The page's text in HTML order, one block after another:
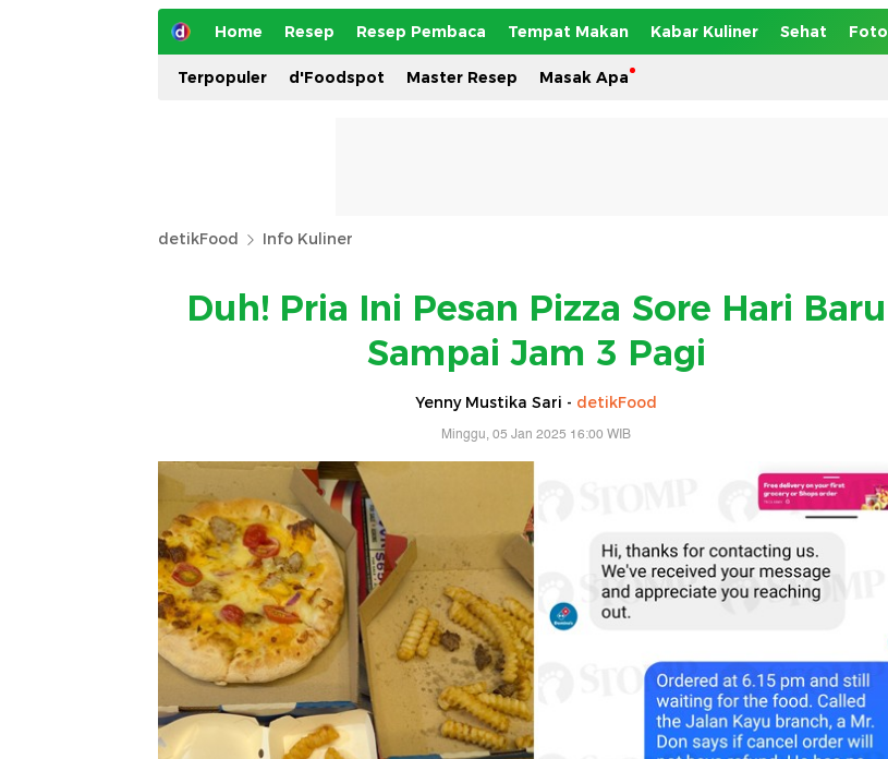
Home Resep Resep Pembaca Tempat Makan Kabar Kuliner Sehat Foto
Terpopuler d'Foodspot Master Resep Masak Apa
detikFood Info Kuliner
Duh! Pria Ini Pesan Pizza Sore Hari Baru
Sampai Jam 3 Pagi
Yenny Mustika Sari - detikFood
Minggu, 05 Jan 2025 16:00 WIB